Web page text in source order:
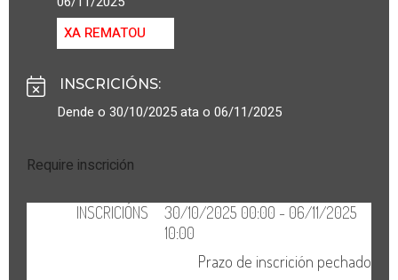
XA REMATOU
INSCRICIÓNS:
Dende o 30/10/2025 ata o 06/11/2025
Require inscrición